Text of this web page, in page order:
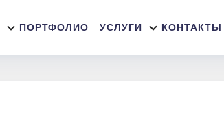
ПОРТФОЛИО УСЛУГИ КОНТАКТЫ